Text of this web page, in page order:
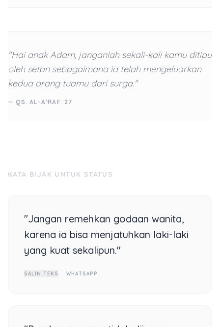
"Hai anak Adam, janganlah sekali-kali kamu ditipu
oleh setan sebagaimana ia telah mengeluarkan
kedua orang tuamu dari surga."
— QS. AL-A'RAF: 27
KATA BIJAK UNTUK STATUS
"Jangan remehkan godaan wanita,
karena ia bisa menjatuhkan laki-laki
yang kuat sekalipun."
SALIN TEKS WHATSAPP